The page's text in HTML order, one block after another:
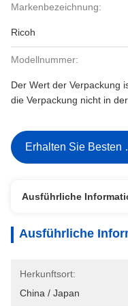
Markenbezeichnung:
Ricoh
Modellnummer:
Der Wert der Verpackung
die Verpackung nicht in
Erhalten Sie Besten
Ausführliche
Ausführliche
Herkunftsort:
China / Japan